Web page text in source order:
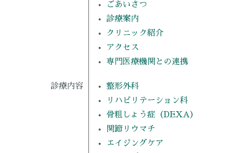
ごあいさつ
診療案内
クリニック紹介
アクセス
専門医療機関との連携
診療内容
整形外科
リハビリテーション科
骨粗しょう症（DEXA）
関節リウマチ
エイジングケア